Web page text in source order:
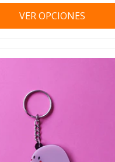
VER OPCIONES